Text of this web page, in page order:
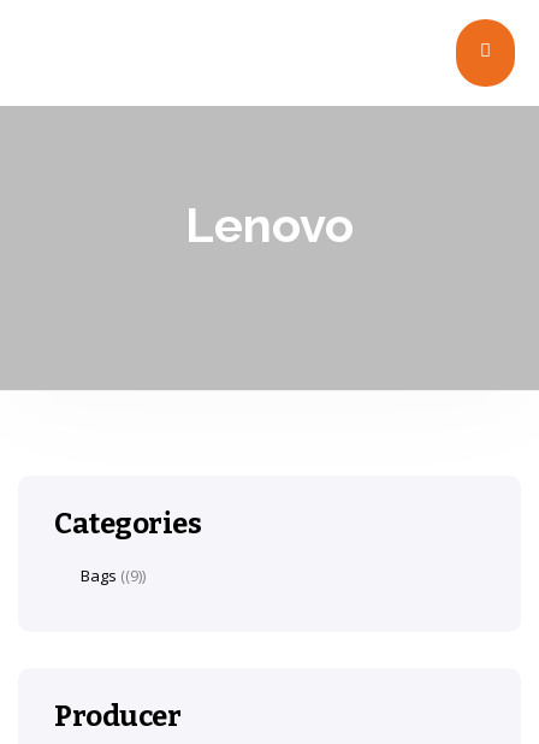
Lenovo
Categories
Bags (9)
Producer